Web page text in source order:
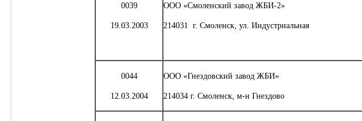
0039
19.03.2003
ООО «Смоленский завод ЖБИ-2»
214031 г. Смоленск, ул. Индустриальная
0044
12.03.2004
ООО «Гнездовский завод ЖБИ»
214034 г. Смоленск, м-н Гнездово